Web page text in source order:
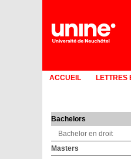
ACCUEIL LETTRES
Bachelors
Bachelor en droit
Masters